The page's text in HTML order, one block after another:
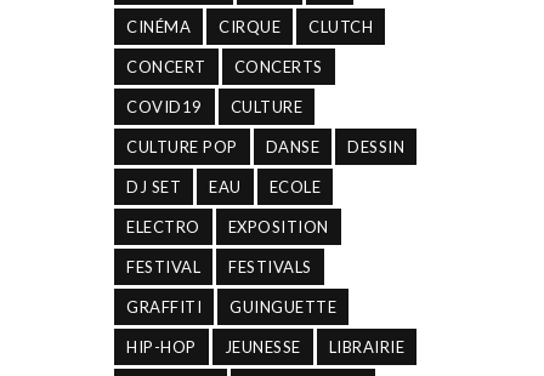
CINÉMA CIRQUE CLUTCH
CONCERT CONCERTS
COVID19 CULTURE
CULTURE POP DANSE DESSIN
DJ SET EAU ECOLE
ELECTRO EXPOSITION
FESTIVAL FESTIVALS
GRAFFITI GUINGUETTE
HIP-HOP JEUNESSE LIBRAIRIE